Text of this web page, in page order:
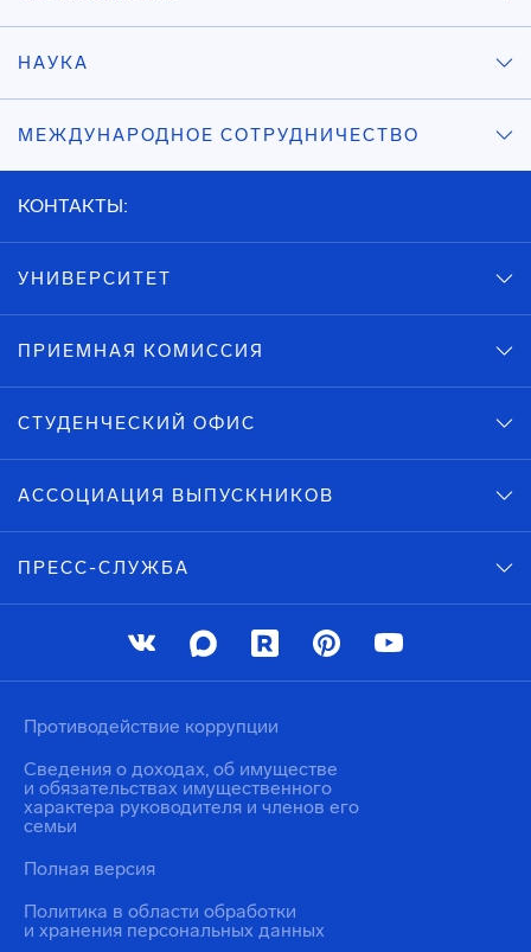
НАУКА
МЕЖДУНАРОДНОЕ СОТРУДНИЧЕСТВО
КОНТАКТЫ:
УНИВЕРСИТЕТ
ПРИЕМНАЯ КОМИССИЯ
СТУДЕНЧЕСКИЙ ОФИС
АССОЦИАЦИЯ ВЫПУСКНИКОВ
ПРЕСС-СЛУЖБА
Политика в области обработки
и хранения персональных данных
Противодействие коррупции
Сведения о доходах, об имуществе
и обязательствах имущественного
характера руководителя и членов его
семьи
Полная версия